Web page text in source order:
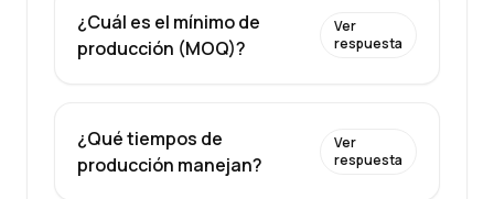
¿Cuál es el mínimo de
producción (MOQ)?
Ver
respuesta
¿Qué tiempos de
producción manejan?
Ver
respuesta